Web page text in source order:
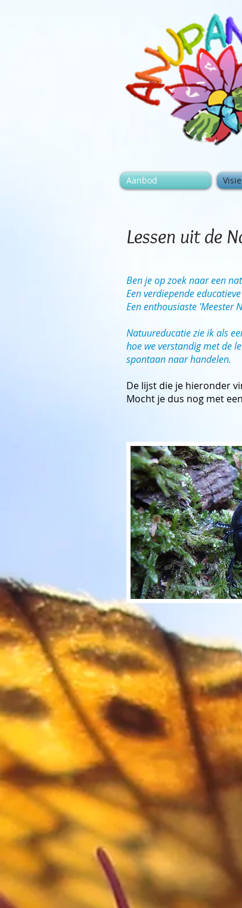
Aanbod Visie
Lessen uit de
Ben je op zoek naar een
Een verdiepende
Een enthousiaste 'Meester
Natuureducatie zie ik als
hoe we verstandig met de
spontaan naar handelen.
De lijst die je hieronder
Mocht je dus nog met